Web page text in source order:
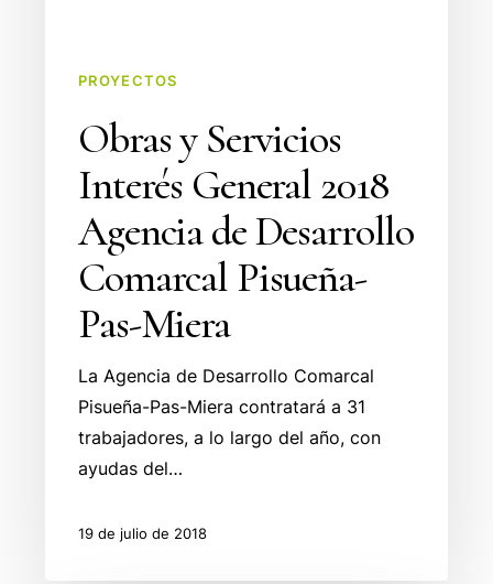
PROYECTOS
Obras y Servicios
Interés General 2018
Agencia de Desarrollo
Comarcal Pisueña-
Pas-Miera
La Agencia de Desarrollo Comarcal
Pisueña-Pas-Miera contratará a 31
trabajadores, a lo largo del año, con
ayudas del…
19 de julio de 2018